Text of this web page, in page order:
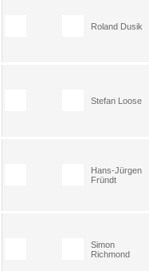
Roland Dusik
Stefan Loose
Hans-Jürgen
Fründt
Simon
Richmond